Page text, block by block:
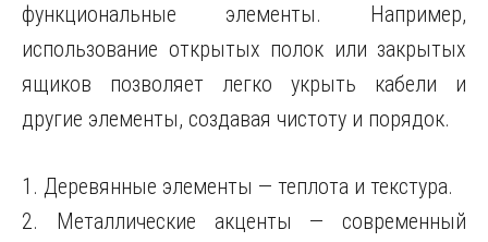
функциональные элементы. Например,
использование открытых полок или закрытых
ящиков позволяет легко укрыть кабели и
другие элементы, создавая чистоту и порядок.
1. Деревянные элементы — теплота и текстура.
2. Металлические акценты — современный